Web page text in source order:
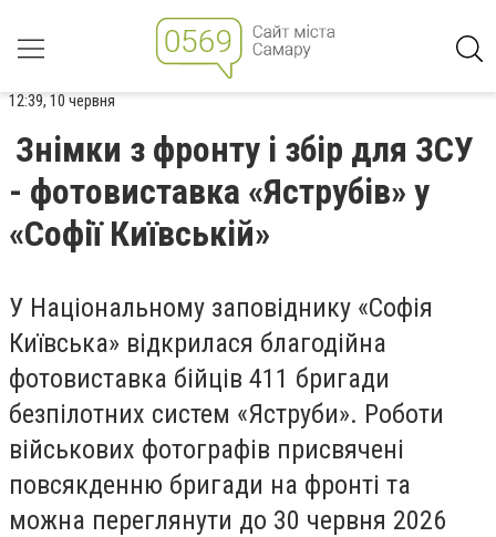
12:39, 10 червня
Знімки з фронту і збір для ЗСУ
- фотовиставка «Яструбів» у
«Софії Київській»
У Національному заповіднику «Софія
Київська» відкрилася благодійна
фотовиставка бійців 411 бригади
безпілотних систем «Яструби». Роботи
військових фотографів присвячені
повсякденню бригади на фронті та
можна переглянути до 30 червня 2026